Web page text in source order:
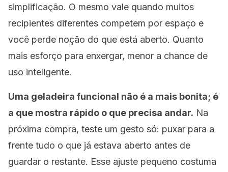
simplificação. O mesmo vale quando muitos
recipientes diferentes competem por espaço e
você perde noção do que está aberto. Quanto
mais esforço para enxergar, menor a chance de
uso inteligente.
Uma geladeira funcional não é a mais bonita; é
a que mostra rápido o que precisa andar. Na
próxima compra, teste um gesto só: puxar para a
frente tudo o que já estava aberto antes de
guardar o restante. Esse ajuste pequeno costuma